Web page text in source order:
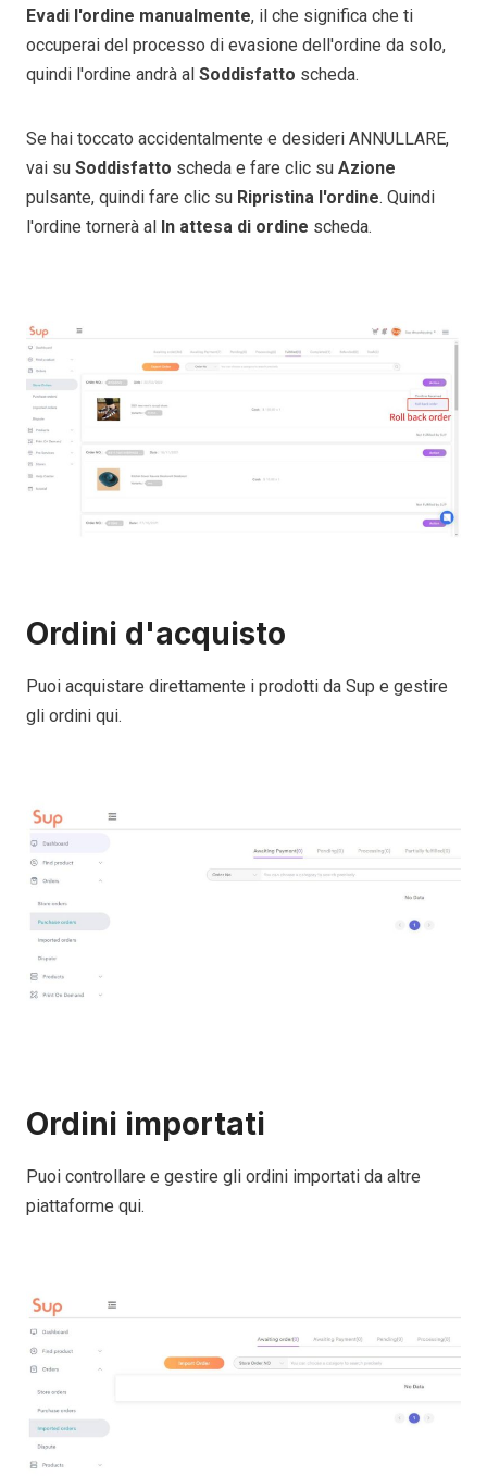
Evadi l'ordine manualmente, il che significa che ti
occuperai del processo di evasione dell'ordine da solo,
quindi l'ordine andrà al Soddisfatto scheda.
Se hai toccato accidentalmente e desideri ANNULLARE,
vai su Soddisfatto scheda e fare clic su Azione
pulsante, quindi fare clic su Ripristina l'ordine. Quindi
l'ordine tornerà al In attesa di ordine scheda.
Ordini d'acquisto
Puoi acquistare direttamente i prodotti da Sup e gestire
gli ordini qui.
Ordini importati
Puoi controllare e gestire gli ordini importati da altre
piattaforme qui.